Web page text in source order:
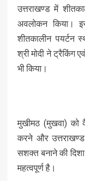
उत्तराखण्ड में
अवलोकन किया।
शीतकालीन पयर्टन
श्री मोदी ने ट्रैकिंग
भी किया।
मुखीमठ (मुखवा) को
करने और उत्तराखण्ड
सशक्त बनाने की
महत्वपूर्ण है।